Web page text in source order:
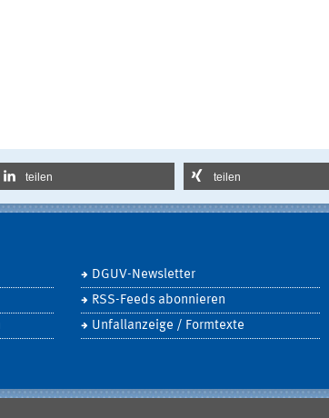
teilen teilen
DGUV-Newsletter
RSS-Feeds abonnieren
Unfallanzeige / Formtexte